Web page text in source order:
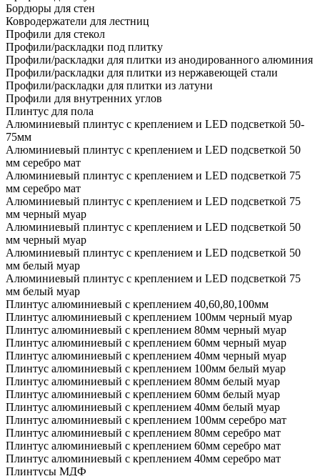
Бордюры для стен
Ковродержатели для лестниц
Профили для стекол
Профили/раскладки под плитку
Профили/раскладки для плитки из анодированного алюминия
Профили/раскладки для плитки из нержавеющей стали
Профили/раскладки для плитки из латуни
Профили для внутренних углов
Плинтус для пола
Алюминиевый плинтус с креплением и LED подсветкой 50-
75мм
Алюминиевый плинтус с креплением и LED подсветкой 50
мм серебро мат
Алюминиевый плинтус с креплением и LED подсветкой 75
мм серебро мат
Алюминиевый плинтус с креплением и LED подсветкой 75
мм черный муар
Алюминиевый плинтус с креплением и LED подсветкой 50
мм черный муар
Алюминиевый плинтус с креплением и LED подсветкой 50
мм белый муар
Алюминиевый плинтус с креплением и LED подсветкой 75
мм белый муар
Плинтус алюминиевый с креплением 40,60,80,100мм
Плинтус алюминиевый с креплением 100мм черный муар
Плинтус алюминиевый с креплением 80мм черный муар
Плинтус алюминиевый с креплением 60мм черный муар
Плинтус алюминиевый с креплением 40мм черный муар
Плинтус алюминиевый с креплением 100мм белый муар
Плинтус алюминиевый с креплением 80мм белый муар
Плинтус алюминиевый с креплением 60мм белый муар
Плинтус алюминиевый с креплением 40мм белый муар
Плинтус алюминиевый с креплением 100мм серебро мат
Плинтус алюминиевый с креплением 80мм серебро мат
Плинтус алюминиевый с креплением 60мм серебро мат
Плинтус алюминиевый с креплением 40мм серебро мат
Плинтусы МДФ